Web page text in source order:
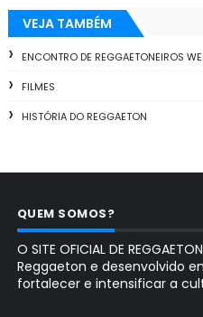
VEJA TAMBÉM
ENCONTRO DE REGGAETONEIROS
FILMES
HISTÓRIA DO REGGAETON
QUEM SOMOS?
O SITE OFICIAL DE
Reggaeton e desenvolvido
fortalecer e intensificar a